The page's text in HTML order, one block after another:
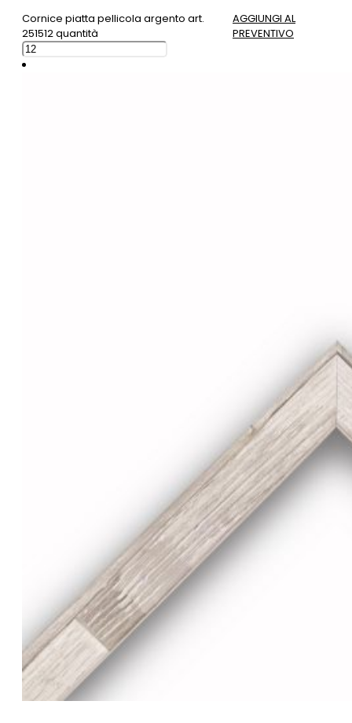
Cornice piatta pellicola argento art.
251512 quantità
AGGIUNGI AL
PREVENTIVO